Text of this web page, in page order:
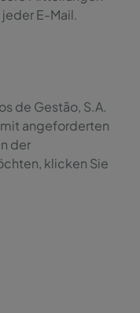
E-Mail.
de Gestão, S.A.
angeforderten
der
klicken Sie